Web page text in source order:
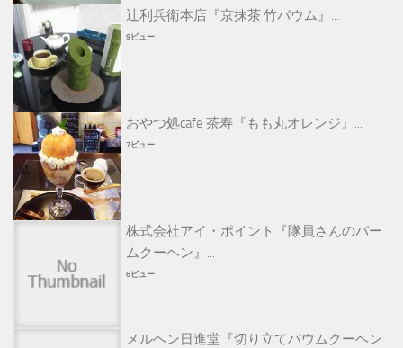
辻利兵衛本店『京抹茶 竹バウム』...
9ビュー
おやつ処cafe 茶寿『もも丸オレンジ』...
7ビュー
株式会社アイ・ポイント『隊員さんのバー
ムクーヘン』...
6ビュー
メルヘン日進堂『切り立てバウムクーヘン